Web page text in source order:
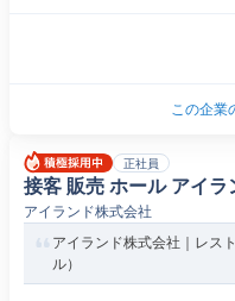
この企業
正社員
接客 販売 ホール アイ
アイランド株式会社
アイランド株式会社｜レス
ル）